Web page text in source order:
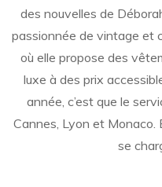
des nouvelles de
passionnée de vintage et
où elle propose des
luxe à des prix
année, c’est que le
Cannes, Lyon et Monaco.
se